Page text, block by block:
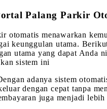
Palang Parkir
otomatis menawarkan
keunggulan utama.
utama yang dapat Anda
sistem ini
adanya sistem
dengan cepat tanpa
juga menjadi lebih